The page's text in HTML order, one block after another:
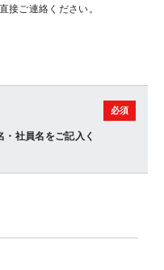
接ご連絡ください。
・社員名をご記入く